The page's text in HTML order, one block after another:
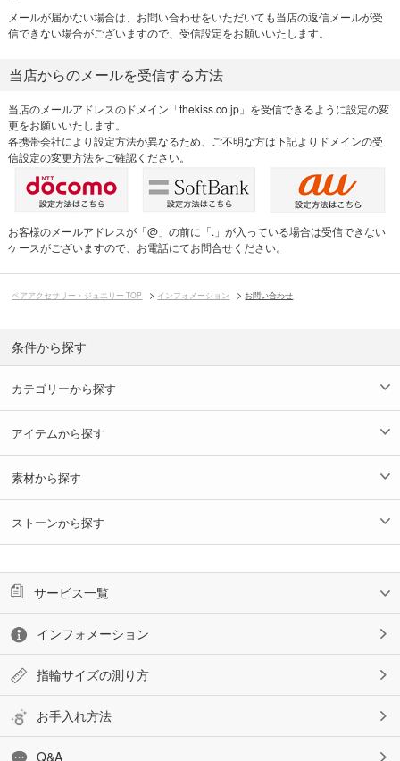
メールが届かない場合は、お問い合わせをいただいても当店の返信メールが受
信できない場合がございますので、受信設定をお願いいたします。
当店からのメールを受信する方法
当店のメールアドレスのドメイン「thekiss.co.jp」を受信できるように設定の変
更をお願いいたします。
各携帯会社により設定方法が異なるため、ご不明な方は下記よりドメインの受
信設定の変更方法をご確認ください。
お客様のメールアドレスが「@」の前に「.」が入っている場合は受信できない
ケースがございますので、お電話にてお問合せください。
ペアアクセサリー・ジュエリー TOP インフォメーション お問い合わせ
条件から探す
カテゴリーから探す
アイテムから探す
素材から探す
ストーンから探す
サービス一覧
インフォメーション
指輪サイズの測り方
お手入れ方法
Q&A